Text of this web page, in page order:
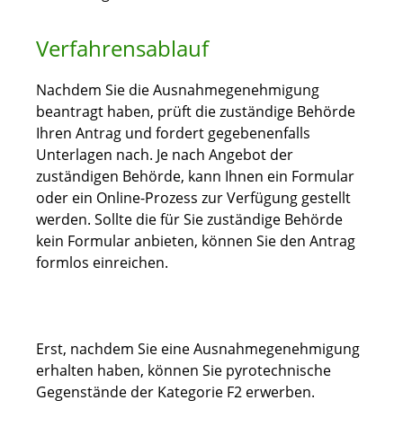
Verfahrensablauf
Nachdem Sie die Ausnahmegenehmigung
beantragt haben, prüft die zuständige Behörde
Ihren Antrag und fordert gegebenenfalls
Unterlagen nach. Je nach Angebot der
zuständigen Behörde, kann Ihnen ein Formular
oder ein Online-Prozess zur Verfügung gestellt
werden. Sollte die für Sie zuständige Behörde
kein Formular anbieten, können Sie den Antrag
formlos einreichen.
Erst, nachdem Sie eine Ausnahmegenehmigung
erhalten haben, können Sie pyrotechnische
Gegenstände der Kategorie F2 erwerben.